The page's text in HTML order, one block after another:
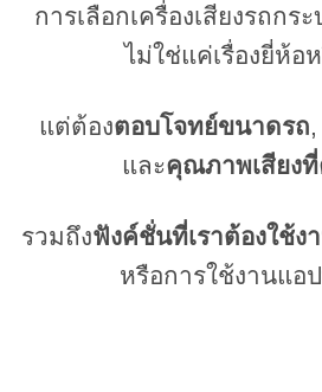
การเลือกเครื่องเสียงรถก
ไม่ใช่แค่เรื่องยี่ห้อ
แต่ต้องตอบโจทย์ขนาดรถ
และคุณภาพเสียง
รวมถึงฟังค์ชั่นที่เราต้องใช้ง
หรือการใช้งานแอ